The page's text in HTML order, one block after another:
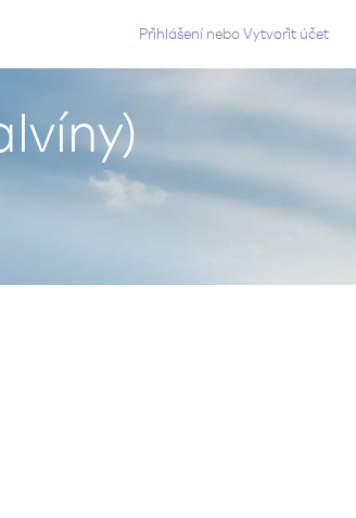
Přihlášení neboVytvořit účet